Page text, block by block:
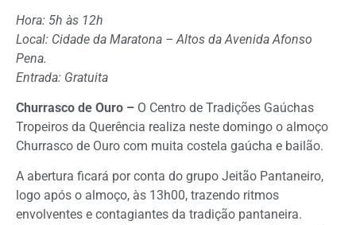
Hora: 5h às 12h
Local: Cidade da Maratona – Altos da Avenida Afonso
Pena.
Entrada: Gratuita
Churrasco de Ouro – O Centro de Tradições Gaúchas
Tropeiros da Querência realiza neste domingo o almoço
Churrasco de Ouro com muita costela gaúcha e bailão.
A abertura ficará por conta do grupo Jeitão Pantaneiro,
logo após o almoço, às 13h00, trazendo ritmos
envolventes e contagiantes da tradição pantaneira.